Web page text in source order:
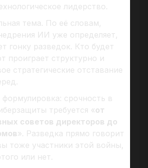
лидерство.
тема. По её словам,
ИИ уже определяет,
гонку разведок. Кто будет
проиграет структурно и
стратегические отставание
срочность в
требуется «от
советов директоров до
». Разведка прямо говорит
тоже участники этой войны,
или нет.